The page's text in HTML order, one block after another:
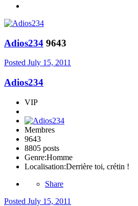
Adios234 9643
Posted July 15, 2011
Adios234
VIP
Membres
9643
8805 posts
Genre:Homme
Localisation:Derrière toi, crétin !
Share
Posted July 15, 2011